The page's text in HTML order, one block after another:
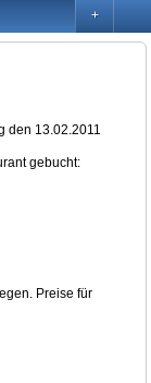
+
den 13.02.2011
gebucht:
Preise für